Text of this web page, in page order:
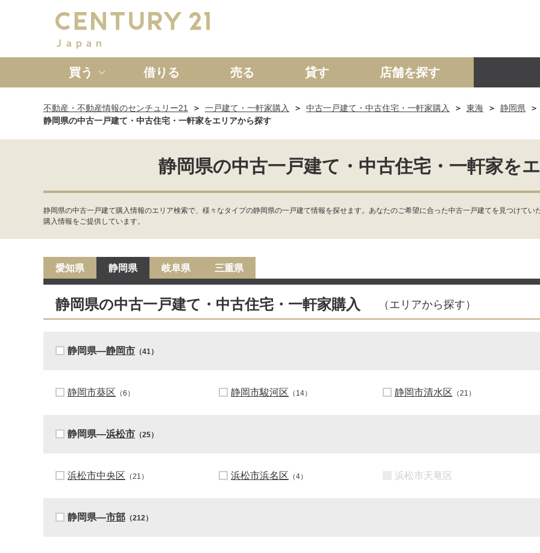
買う
新築一戸建て 中古一戸建て マンション 土地 事業投資用
借りる 売る 貸す 店舗を探す
不動産・不動産情報のセンチュリー21 一戸建て・一軒家購入 中古一戸建て・中古住宅・一軒家購入 東海
静岡県
静岡県の中古一戸建て・中古住宅・一軒家をエリアから探す
静岡県の中古一戸建て・中古住宅・一軒家を
静岡県の中古一戸建て購入情報のエリア検索で、様々なタイプの静岡県の一戸建て情報を探せます。あなたのご希望に合った中古一戸建てを見つけて
購入情報をご提供しています。
愛知県 静岡県 岐阜県 三重県
静岡県の中古一戸建て・中古住宅・一軒家購入 （エリアから探す）
静岡県―静岡市 （41）
静岡市葵区 （6） 静岡市駿河区 （14） 静岡市清水区 （21）
静岡県―浜松市 （25）
浜松市中央区 （21） 浜松市浜名区 （4） 浜松市天竜区
静岡県―市部 （212）